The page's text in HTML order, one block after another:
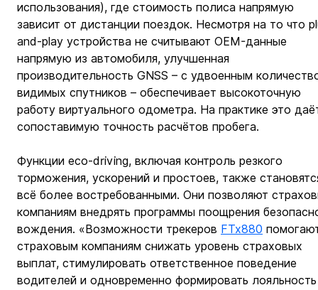
использования), где стоимость полиса напрямую
зависит от дистанции поездок. Несмотря на то что
and-play устройства не считывают OEM-данные
напрямую из автомобиля, улучшенная
производительность GNSS – с удвоенным
видимых спутников – обеспечивает высокоточную
работу виртуального одометра. На практике это
сопоставимую точность расчётов пробега.
Функции eco-driving, включая контроль резкого
торможения, ускорений и простоев, также
всё более востребованными. Они позволяют
компаниям внедрять программы поощрения
вождения. «Возможности трекеров FTx880
страховым компаниям снижать уровень страховых
выплат, стимулировать ответственное поведение
водителей и одновременно формировать